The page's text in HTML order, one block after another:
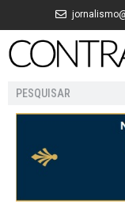
para
Pesquisar